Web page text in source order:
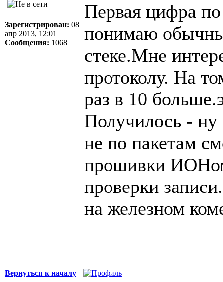
Зарегистрирован: 08
апр 2013, 12:01
Сообщения: 1068
Первая цифра
понимаю
стеке.Мне
протоколу. На
раз в 10
Получилось -
не по пакетам
прошивки
проверки
на железном
Вернуться к началу